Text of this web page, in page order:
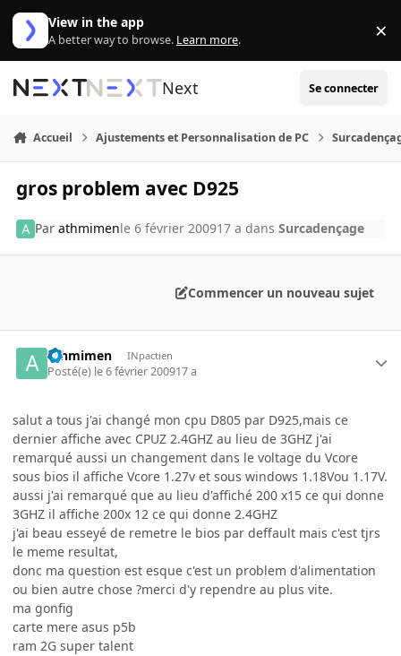
Aller au contenu
View in the app
A better way to browse. Learn more. ×
Next Se connecter
Accueil Ajustements et Personnalisation de PC
gros problem avec D925
Parathmimenle 6 février 200917 a dansSurcadençage
Commencer un nouveau sujet
athmimen INpactien
Posté(e) le 6 février 200917 a
salut a tous j'ai changé mon cpu D805 par D925,mais ce
dernier affiche avec CPUZ 2.4GHZ au lieu de 3GHZ j'ai
remarqué aussi un changement dans le voltage du Vcore
sous bios il affiche Vcore 1.27v et sous windows 1.18Vou 1.17V.
aussi j'ai remarqué que au lieu d'affiché 200 x15 ce qui donne
3GHZ il affiche 200x 12 ce qui donne 2.4GHZ
j'ai beau esseyé de remetre le bios par deffault mais c'est tjrs
le meme resultat,
donc ma question est esque c'est un problem d'alimentation
ou bien autre chose ?merci d'y rependre au plus vite.
ma gonfig
carte mere asus p5b
ram 2G super talent